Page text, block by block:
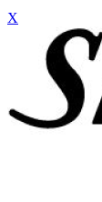
X